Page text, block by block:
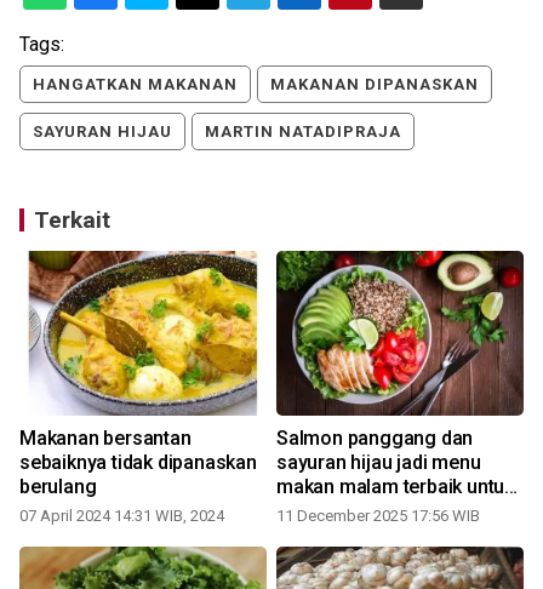
Tags:
HANGATKAN MAKANAN MAKANAN DIPANASKAN
SAYURAN HIJAU MARTIN NATADIPRAJA
Terkait
Makanan bersantan
sebaiknya tidak dipanaskan
berulang
07 April 2024 14:31 WIB, 2024
Salmon panggang dan
sayuran hijau jadi menu
makan malam terbaik untuk
jantung
11 December 2025 17:56 WIB